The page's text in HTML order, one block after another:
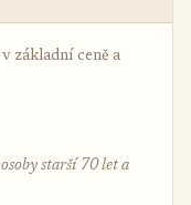
základní ceně a
starší 70 let a